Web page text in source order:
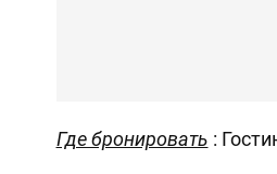
Где бронировать :